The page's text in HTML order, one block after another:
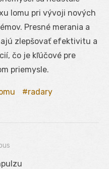
lomu pri vývoji nových
Presné merania a
zlepšovať efektivitu a
čo je kľúčové pre
priemysle.
radary